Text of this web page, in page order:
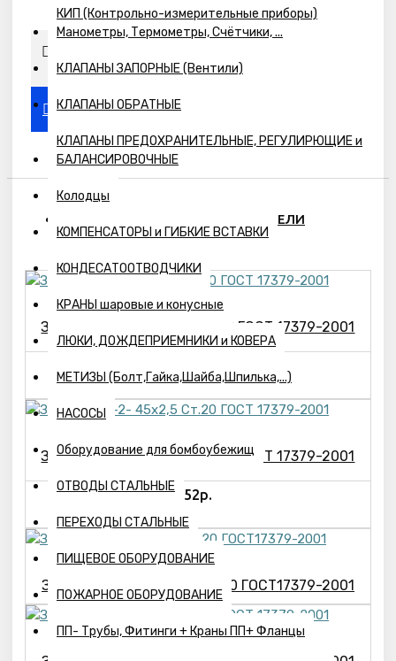
КИП (Контрольно-измерительные приборы)
Манометры, Термометры, Счётчики, ...
КЛАПАНЫ ЗАПОРНЫЕ (Вентили)
КЛАПАНЫ ОБРАТНЫЕ
КЛАПАНЫ ПРЕДОХРАНИТЕЛЬНЫЕ, РЕГУЛИРЮЩИЕ и
БАЛАНСИРОВОЧНЫЕ
Колодцы
КОМПЕНСАТОРЫ и ГИБКИЕ ВСТАВКИ
КОНДЕСАТООТВОДЧИКИ
КРАНЫ шаровые и конусные
ЛЮКИ, ДОЖДЕПРИЕМНИКИ и КОВЕРА
МЕТИЗЫ (Болт,Гайка,Шайба,Шпилька,...)
НАСОСЫ
Оборудование для бомбоубежищ
ОТВОДЫ СТАЛЬНЫЕ
ПЕРЕХОДЫ СТАЛЬНЫЕ
ПИЩЕВОЕ ОБОРУДОВАНИЕ
ПОЖАРНОЕ ОБОРУДОВАНИЕ
ПП- Трубы, Фитинги + Краны ПП+ Фланцы
ВЫ СМОТРЕЛИ
Заглушка Ц-2- 32х3,0 Ст.20 ГОСТ 17379-2001
Заглушка Ц-2- 45х2,5 Ст.20 ГОСТ 17379-2001
52р.
Заглушка Ц-2- 45х4,0-ст.20 ГОСТ17379-2001